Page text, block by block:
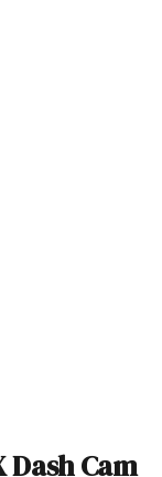
Dash Cam